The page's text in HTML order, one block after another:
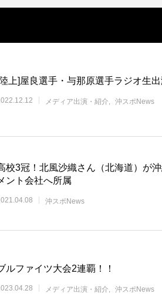
上]屋良選手・与那原選手ラジオ生出
メディア出演・紹介 沖スポNews
校3冠！北風沙織さん（北海道）が
ント会社へ所属
沖スポNews
ルファイツ大会2連覇！！
メディア出演・紹介 沖スポNews